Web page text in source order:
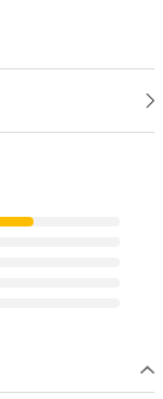
att säkerställa